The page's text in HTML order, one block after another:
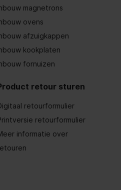
magnetrons
ovens
afzuigkappen
kookplaten
fornuizen
retour sturen
retourformulier
retourformulier
informatie over